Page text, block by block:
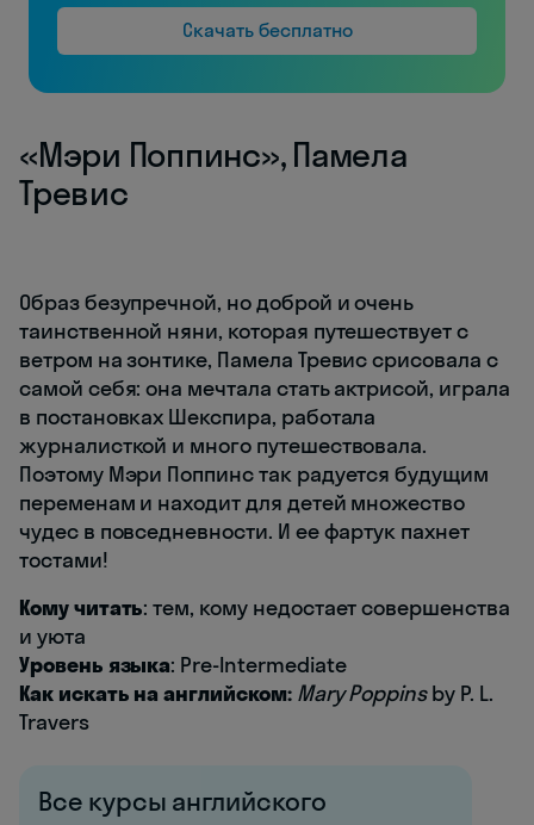
Скачать бесплатно
«Мэри Поппинс», Памела
Тревис
Образ безупречной, но доброй и очень
таинственной няни, которая путешествует с
ветром на зонтике, Памела Тревис срисовала с
самой себя: она мечтала стать актрисой, играла
в постановках Шекспира, работала
журналисткой и много путешествовала.
Поэтому Мэри Поппинс так радуется будущим
переменам и находит для детей множество
чудес в повседневности. И ее фартук пахнет
тостами!
Кому читать: тем, кому недостает совершенства
и уюта
Уровень языка: Pre-Intermediate
Как искать на английском: Mary Poppinsby P. L.
Travers
Все курсы английского